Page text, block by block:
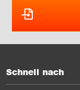
Schnell nach